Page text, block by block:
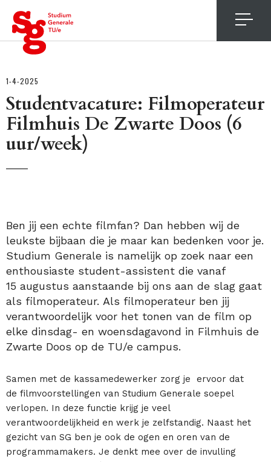
1-4-2025
Studentvacature: Filmoperateur
Filmhuis De Zwarte Doos (6
uur/week)
Ben jij een echte filmfan? Dan hebben wij de
leukste bijbaan die je maar kan bedenken voor je.
Studium Generale is namelijk op zoek naar een
enthousiaste student-assistent die vanaf
15 augustus aanstaande bij ons aan de slag gaat
als filmoperateur. Als filmoperateur ben jij
verantwoordelijk voor het tonen van de film op
elke dinsdag- en woensdagavond in Filmhuis de
Zwarte Doos op de TU/e campus.
Samen met de kassamedewerker zorg je ervoor dat
de filmvoorstellingen van Studium Generale soepel
verlopen. In deze functie krijg je veel
verantwoordelijkheid en werk je zelfstandig. Naast het
gezicht van SG ben je ook de ogen en oren van de
programmamakers. Je denkt mee over de invulling